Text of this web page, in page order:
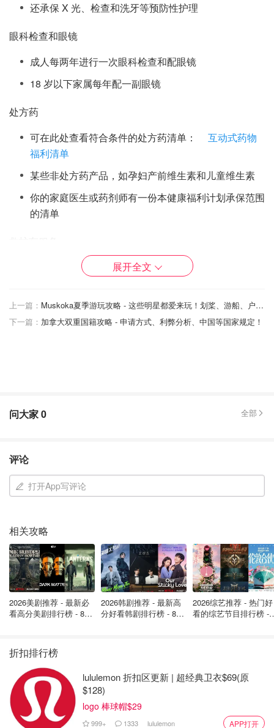
还承保 X 光、检查和洗牙等预防性护理
眼科检查和眼镜
成人每两年进行一次眼科检查和配眼镜
18 岁以下家属每年配一副眼镜
处方药
可在此处查看符合条件的处方药清单：
互动式药物
福利清单
某些非处方药产品，如孕妇产前维生素和儿童维生素
你的家庭医生或药剂师有一份本健康福利计划承保范围
的清单
乘坐急救车前往最近的医院
糖尿病用品，如注射用品、试纸和柳叶刀
连续血糖监测仪（CGM）适用于 18 岁以下的糖尿病患
请咨询你的医生、牙医、眼镜提供商或药剂师，了解该健康
福利计划的支付范围。
你可能符合以下条件：
怀孕
持续需要大量处方药
因就业、自营职业或 CPP-D 福利收入过多而退出收入
你和你的家庭成员必须符合以下条件，才有资格享受阿
尔伯塔成人健康津贴
居住在阿尔伯塔省
是加拿大公民或拥有加拿大永久居民身份
展开全文
上一篇：
Muskoka夏季游玩攻略 - 这些明星都爱来玩！划桨、游船、户外探险以及水上活动盘点！
下一篇： 加拿大双重国籍攻略 - 申请方式、利弊分析、中国等国家规定！
问大家0 全部
评论
打开App写评论
相关攻略
2026美剧推荐 - 最新必
看高分美剧排行榜 - 8月
2026韩剧推荐 - 最新高
分好看韩剧排行榜 - 8月
2026综艺推荐 - 热门好
看的综艺节目排行榜 -
折扣排行榜
lululemon 折扣区更新 | 超经典卫衣$69(原
$128)
logo 棒球帽$29
999+ 1333 lululemon APP打开